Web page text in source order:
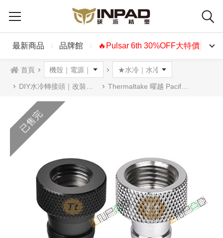
最新商品 品牌館 🔥Pulsar 6th 30%OFF大特價🔥
首頁
DIY水冷轉接頭｜改裝配件 Thermaltake 曜越 Pacific 3/8ID管塞 黑色 銀色
已售完